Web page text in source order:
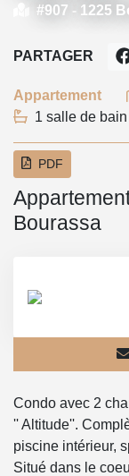
#907 - 1225
Appartement
1 salle de bain
PARTAGER
PDF
Bourassa
Condo avec 2
'' Altitude''.
piscine intérieur,
Situé dans le